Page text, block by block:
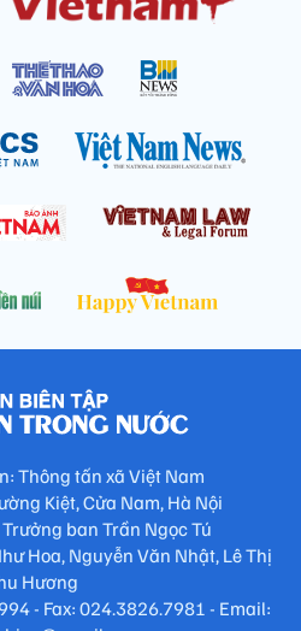
Thông tấn xã Việt Nam
Kiệt, Cửa Nam, Hà Nội
ban Trần Ngọc Tú
Hoa, Nguyễn Văn Nhật, Lê Thị
Hương
- Fax: 024.3826.7981 - Email: